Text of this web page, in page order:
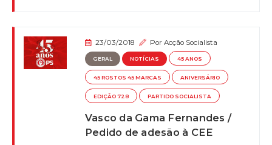
23/03/2018 PorAcção Socialista
GERAL NOTÍCIAS 45 ANOS
45 ROSTOS 45 MARCAS ANIVERSÁRIO
EDIÇÃO 728 PARTIDO SOCIALISTA
Vasco da Gama Fernandes /
Pedido de adesão à CEE